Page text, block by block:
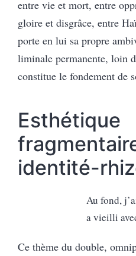
entre vie et mort, entre
gloire et disgrâce, entre
porte en lui sa propre
liminale permanente, loin
constitue le fondement de
Esthétique
identité-
Au fond,
a vieilli
Ce thème du double,